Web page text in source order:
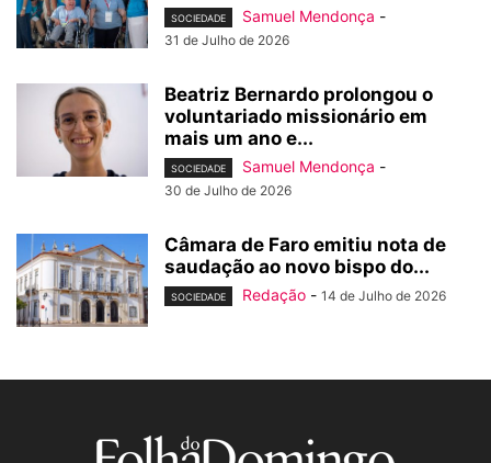
SOCIEDADE Samuel Mendonça -
31 de Julho de 2026
Beatriz Bernardo prolongou o
voluntariado missionário em
mais um ano e...
SOCIEDADE Samuel Mendonça -
30 de Julho de 2026
Câmara de Faro emitiu nota de
saudação ao novo bispo do...
SOCIEDADE Redação - 14 de Julho de 2026